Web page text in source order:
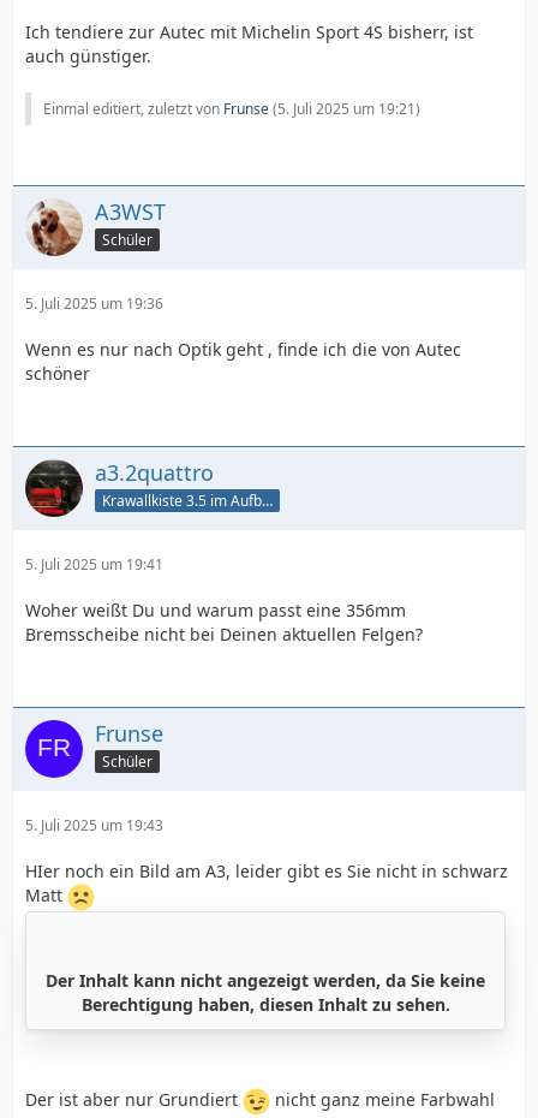
Ich tendiere zur Autec mit Michelin Sport 4S bisherr, ist
auch günstiger.
Einmal editiert, zuletzt von Frunse(5. Juli 2025 um 19:21)
A3WST
Schüler
5. Juli 2025 um 19:36
Wenn es nur nach Optik geht , finde ich die von Autec
schöner
a3.2quattro
Krawallkiste 3.5 im Aufbau
5. Juli 2025 um 19:41
Woher weißt Du und warum passt eine 356mm
Bremsscheibe nicht bei Deinen aktuellen Felgen?
Frunse
Schüler
5. Juli 2025 um 19:43
HIer noch ein Bild am A3, leider gibt es Sie nicht in schwarz
Matt
Der Inhalt kann nicht angezeigt werden, da Sie keine
Berechtigung haben, diesen Inhalt zu sehen.
Der ist aber nur Grundiert
nicht ganz meine Farbwahl